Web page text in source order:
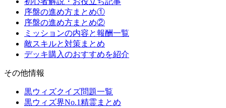
序盤の進め方まとめ①
序盤の進め方まとめ②
ミッションの内容と報酬一覧
敵スキルと対策まとめ
デッキ購入のおすすめを紹介
その他情報
黒ウィズクイズ問題一覧
黒ウィズ界No.1精霊まとめ